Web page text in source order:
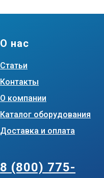
О нас
Статьи
Контакты
О компании
Каталог оборудования
Доставка и оплата
8 (800) 775-